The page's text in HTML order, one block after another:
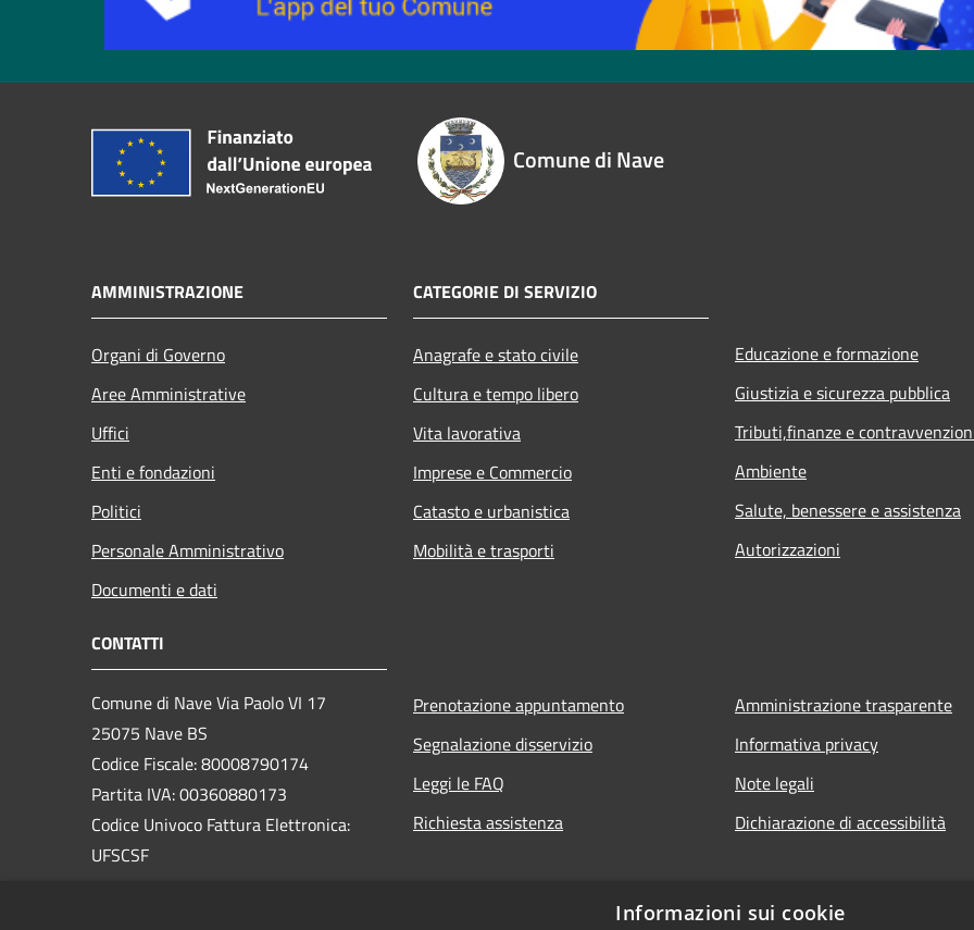
Comune di Nave
AMMINISTRAZIONE
Organi di Governo
Aree Amministrative
Uffici
Enti e fondazioni
Politici
Personale Amministrativo
Documenti e dati
CATEGORIE DI SERVIZIO
Anagrafe e stato civile
Cultura e tempo libero
Vita lavorativa
Imprese e Commercio
Catasto e urbanistica
Mobilità e trasporti
Educazione e formazione
Giustizia e sicurezza pubblica
Tributi,finanze e
Ambiente
Salute, benessere e assistenza
Autorizzazioni
CONTATTI
Comune di Nave Via Paolo VI 17
25075 Nave BS
Codice Fiscale: 80008790174
Partita IVA: 00360880173
Codice Univoco Fattura Elettronica:
UFSCSF
Prenotazione appuntamento
Segnalazione disservizio
Leggi le FAQ
Richiesta assistenza
Amministrazione trasparente
Informativa privacy
Note legali
Dichiarazione di accessibilità
Informazioni sui cookie